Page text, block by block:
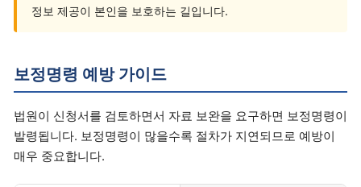
정보 제공이 본인을 보호하는 길입니다.
보정명령 예방 가이드
법원이 신청서를 검토하면서 자료 보완을 요구하면 보정명령이
발령됩니다. 보정명령이 많을수록 절차가 지연되므로 예방이
매우 중요합니다.